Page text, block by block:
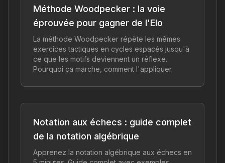
Méthode Woodpecker : la voie
éprouvée pour gagner de l'Elo
La méthode Woodpecker répète les mêmes
exercices tactiques en cycles espacés jusqu'à
ce que les motifs deviennent un réflexe.
Pourquoi ça marche, comment l'appliquer.
Notation aux échecs : guide complet
de la notation algébrique
Apprenez la notation algébrique aux échecs en